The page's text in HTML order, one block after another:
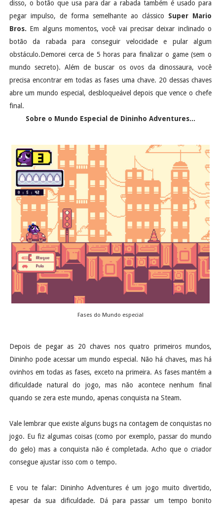
disso, o botão que usa para dar a rabada também é usado para
pegar impulso, de forma semelhante ao clássico Super Mario
Bros. Em alguns momentos, você vai precisar deixar inclinado o
botão da rabada para conseguir velocidade e pular algum
obstáculo.Demorei cerca de 5 horas para finalizar o game (sem o
mundo secreto). Além de buscar os ovos da dinossaura, você
precisa encontrar em todas as fases uma chave. 20 dessas chaves
abre um mundo especial, desbloqueável depois que vence o chefe
final.
Sobre o Mundo Especial de Dininho Adventures...
Fases do Mundo especial
Depois de pegar as 20 chaves nos quatro primeiros mundos,
Dininho pode acessar um mundo especial. Não há chaves, mas há
ovinhos em todas as fases, exceto na primeira. As fases mantém a
dificuldade natural do jogo, mas não acontece nenhum final
quando se zera este mundo, apenas conquista na Steam.
Vale lembrar que existe alguns bugs na contagem de conquistas no
jogo. Eu fiz algumas coisas (como por exemplo, passar do mundo
do gelo) mas a conquista não é completada. Acho que o criador
consegue ajustar isso com o tempo.
E vou te falar: Dininho Adventures é um jogo muito divertido,
apesar da sua dificuldade. Dá para passar um tempo bonito